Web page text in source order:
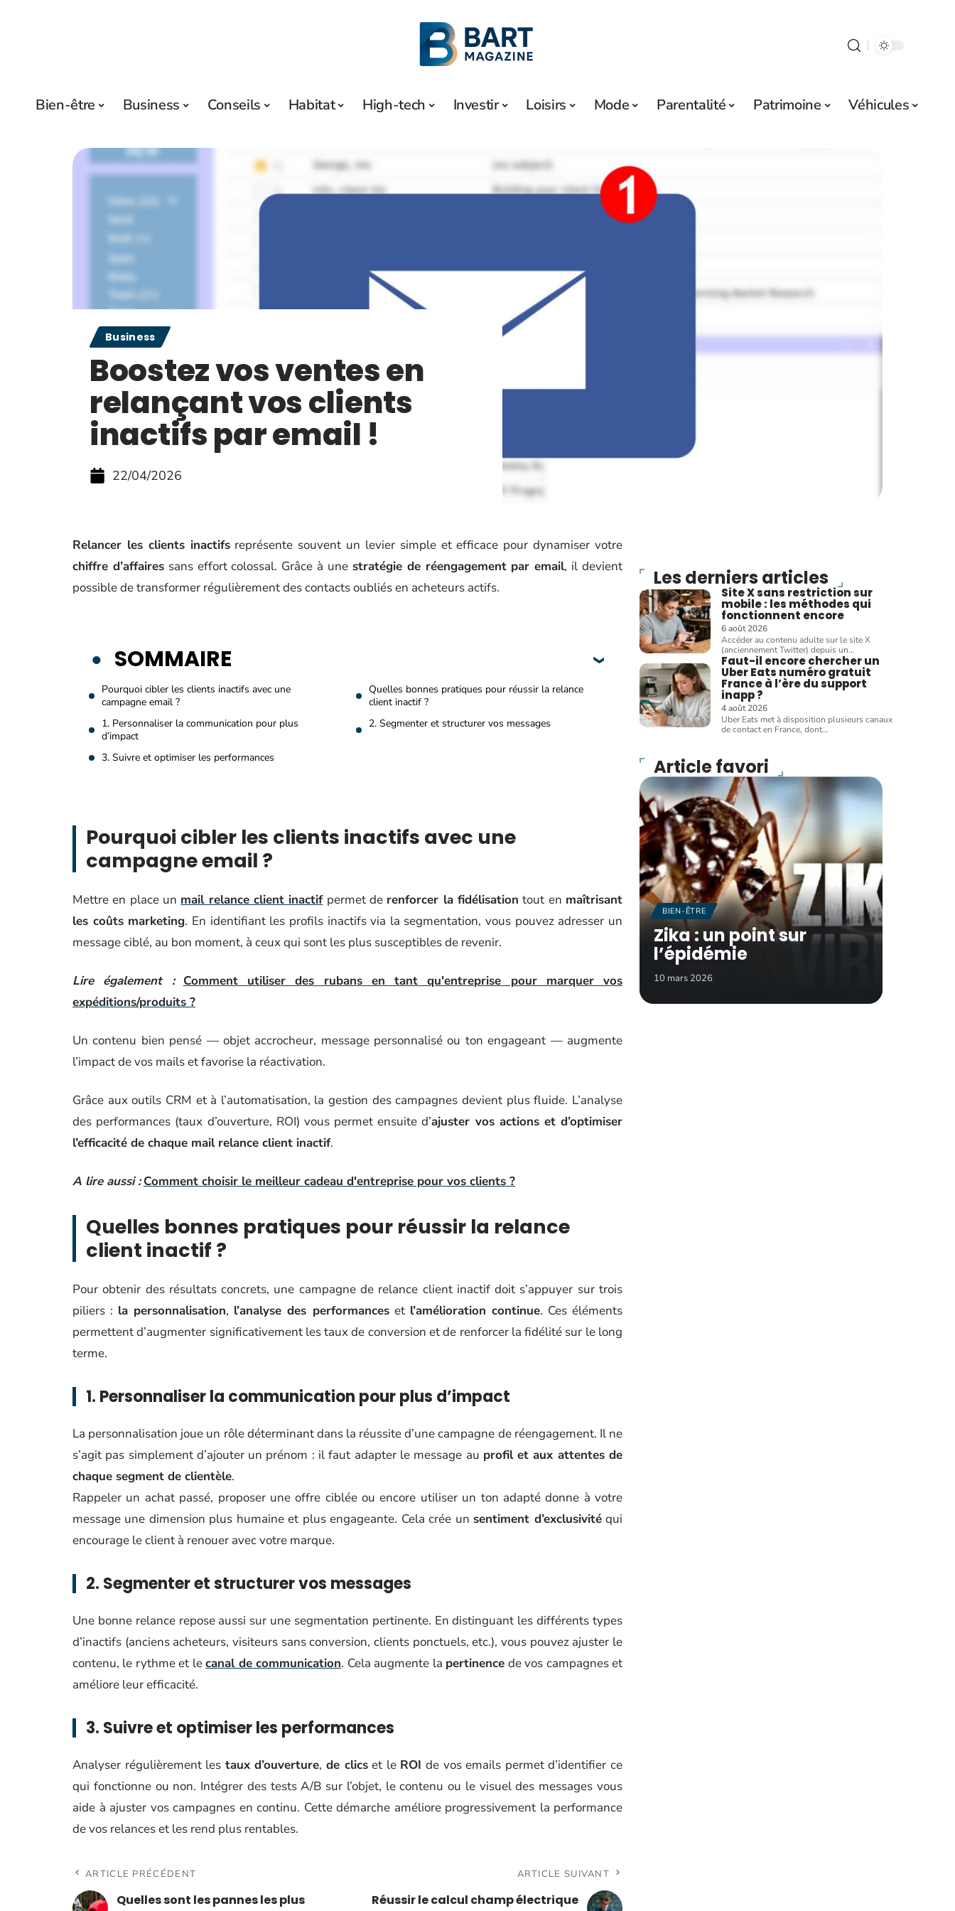
Bien-être Business Conseils Habitat High-tech Investir Loisirs Mode Parentalité Patrimoine Véhicules
Business
Boostez vos ventes en
relançant vos clients
inactifs par email !
22/04/2026
Relancer les clients inactifsreprésente souvent un levier simple et efficace pour dynamiser votre
chiffre d’affairessans effort colossal. Grâce à une stratégie de réengagement par email, il devient
possible de transformer régulièrement des contacts oubliés en acheteurs actifs.
SOMMAIRE
Pourquoi cibler les clients inactifs avec une
campagne email ?
Quelles bonnes pratiques pour réussir la relance
client inactif ?
1. Personnaliser la communication pour plus
d’impact
2. Segmenter et structurer vos messages
3. Suivre et optimiser les performances
Pourquoi cibler les clients inactifs avec une
campagne email ?
Mettre en place un mail relance client inactifpermet de renforcer la fidélisation tout en maîtrisant
les coûts marketing. En identifiant les profils inactifs via la segmentation, vous pouvez adresser un
message ciblé, au bon moment, à ceux qui sont les plus susceptibles de revenir.
Lire également : Comment utiliser des rubans en tant qu'entreprise pour marquer vos
expéditions/produits ?
Un contenu bien pensé — objet accrocheur, message personnalisé ou ton engageant — augmente
l’impact de vos mails et favorise la réactivation.
Grâce aux outils CRM et à l’automatisation, la gestion des campagnes devient plus fluide. L’analyse
des performances (taux d’ouverture, ROI) vous permet ensuite d’ajuster vos actions et d’optimiser
l’efficacité de chaque mail relance client inactif.
A lire aussi : Comment choisir le meilleur cadeau d'entreprise pour vos clients ?
Quelles bonnes pratiques pour réussir la relance
client inactif ?
Pour obtenir des résultats concrets, une campagne de relance client inactif doit s’appuyer sur trois
piliers : la personnalisation, l’analyse des performanceset l’amélioration continue. Ces éléments
permettent d’augmenter significativement les taux de conversion et de renforcer la fidélité sur le long
terme.
1. Personnaliser la communication pour plus d’impact
La personnalisation joue un rôle déterminant dans la réussite d’une campagne de réengagement. Il ne
s’agit pas simplement d’ajouter un prénom : il faut adapter le message au profil et aux attentes de
chaque segment de clientèle.
Rappeler un achat passé, proposer une offre ciblée ou encore utiliser un ton adapté donne à votre
message une dimension plus humaine et plus engageante. Cela crée un sentiment d’exclusivitéqui
encourage le client à renouer avec votre marque.
2. Segmenter et structurer vos messages
Une bonne relance repose aussi sur une segmentation pertinente. En distinguant les différents types
d’inactifs (anciens acheteurs, visiteurs sans conversion, clients ponctuels, etc.), vous pouvez ajuster le
contenu, le rythme et lecanal de communication. Cela augmente la pertinence de vos campagnes et
améliore leur efficacité.
3. Suivre et optimiser les performances
Analyser régulièrement les taux d’ouverture,de clicset le ROI de vos emails permet d’identifier ce
qui fonctionne ou non. Intégrer des tests A/B sur l’objet, le contenu ou le visuel des messages vous
aide à ajuster vos campagnes en continu. Cette démarche améliore progressivement la performance
de vos relances et les rend plus rentables.
ARTICLE PRÉCÉDENT
Quelles sont les pannes les plus
ARTICLE SUIVANT
Réussir le calcul champ électrique
Les derniers articles
Site X sans restriction sur
mobile : les méthodes qui
fonctionnent encore
6 août 2026
Accéder au contenu adulte sur le site X
(anciennement Twitter) depuis un…
Faut-il encore chercher un
Uber Eats numéro gratuit
France à l’ère du support
inapp ?
4 août 2026
Uber Eats met à disposition plusieurs canaux
de contact en France, dont…
Article favori
BIEN-ÊTRE
Zika : un point sur
l’épidémie
10 mars 2026